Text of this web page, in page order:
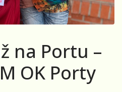
na Portu –
OK Porty